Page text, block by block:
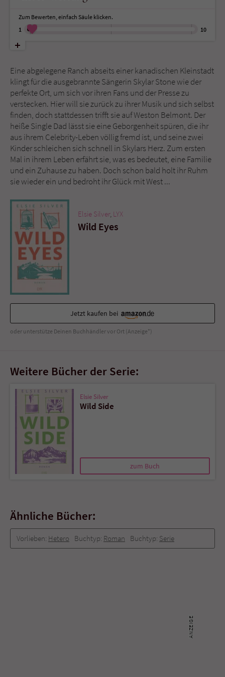
Zum Bewerten, einfach Säule klicken.
1
10
Eine abgelegene Ranch abseits einer kanadischen Kleinstadt
klingt für die ausgebrannte Sängerin Skylar Stone wie der
perfekte Ort, um sich vor ihren Fans und der Presse zu
verstecken. Hier will sie zurück zu ihrer Musik und sich selbst
finden, doch stattdessen trifft sie auf Weston Belmont. Der
heiße Single Dad lässt sie eine Geborgenheit spüren, die ihr
aus ihrem Celebrity-Leben völlig fremd ist, und seine zwei
Kinder schleichen sich schnell in Skylars Herz. Zum ersten
Mal in ihrem Leben erfährt sie, was es bedeutet, eine Familie
und ein Zuhause zu haben. Doch schon bald holt ihr Ruhm
sie wieder ein und bedroht ihr Glück mit West ...
Elsie Silver, LYX
Wild Eyes
Jetzt kaufen bei
oder unterstütze Deinen Buchhändler vor Ort (Anzeige*)
Weitere Bücher der Serie:
Elsie Silver
Wild Side
zum Buch
Ähnliche Bücher:
Vorlieben: Hetero Buchtyp: Roman Buchtyp: Serie
Name tx_pwcomments_ahash
Laufzeit 1 Jahr
Zweck Cookie für Kommentare einzelner Buchtitel
Name fe_typo_user
Anbieter Literatur-Couch Medien GmbH & Co. KG
Laufzeit Session
Zweck
Benutzer. Es wird benötigt um z. B. den
Sicherheitscode des Kontaktformulars zu